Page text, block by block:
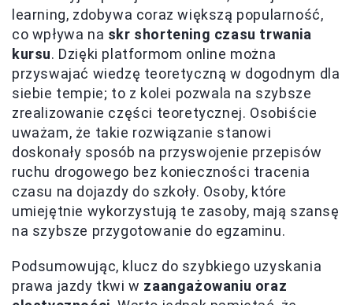
learning, zdobywa coraz większą popularność,
co wpływa na skr shortening czasu trwania
kursu. Dzięki platformom online można
przyswajać wiedzę teoretyczną w dogodnym dla
siebie tempie; to z kolei pozwala na szybsze
zrealizowanie części teoretycznej. Osobiście
uważam, że takie rozwiązanie stanowi
doskonały sposób na przyswojenie przepisów
ruchu drogowego bez konieczności tracenia
czasu na dojazdy do szkoły. Osoby, które
umiejętnie wykorzystują te zasoby, mają szansę
na szybsze przygotowanie do egzaminu.
Podsumowując, klucz do szybkiego uzyskania
prawa jazdy tkwi w zaangażowaniu oraz